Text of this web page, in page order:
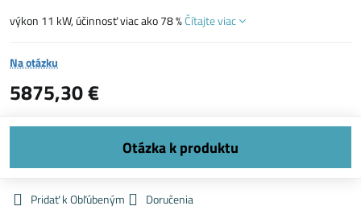
výkon 11 kW, účinnosť viac ako 78 %Čítajte viac
Na otázku
5875,30 €
Pridať k Obľúbeným
Doručenia